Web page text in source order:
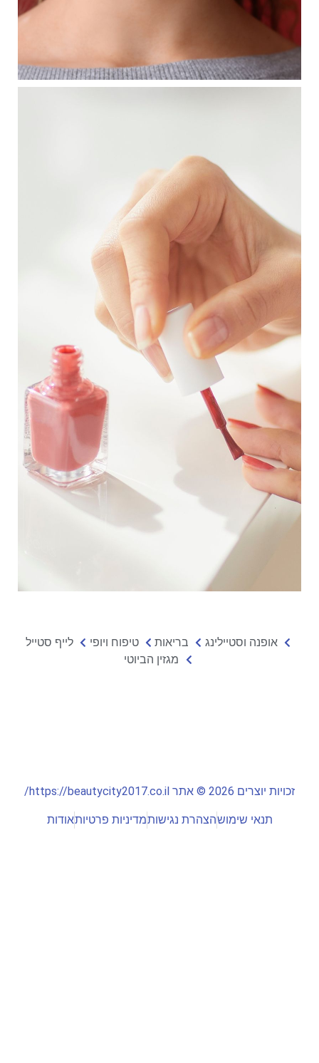
אופנה וסטיילינג בריאות טיפוח ויופי
לייף סטייל
מגזין הביוטי
זכויות יוצרים 2026 © אתר https://beautycity2017.co.il/
תנאי שימושהצהרת נגישותמדיניות פרטיותאודות